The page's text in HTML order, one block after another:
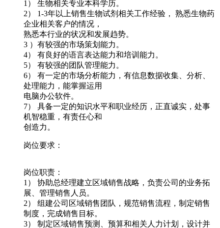
1） 生物相关专业本科学历。
2） 1-3年以上销售生物试剂相关工作经验， 熟悉生物药
企业相关客户的情况，
熟悉本行业的状况和发展趋势。
3 ）有较强的市场策划能力。
4） 有良好的语言表达能力和培训能力。
5） 有较强的团队管理能力。
6） 有一定的市场分析能力，有信息数据收集、分析、
处理能力，能掌握运用
电脑办公软件。
7） 具备一定的知识水平和职业经历，正直诚实，处事
机智稳重，有责任心和
创造力。
岗位要求：
岗位职责：
1） 协助总经理建立区域销售战略，负责公司的业务拓
展、管理销售人员。
2） 组建公司区域销售团队，规范销售流程，制定销售
制度，完成销售目标。
3） 制定区域销售预测、预算和相关人力计划，设计并